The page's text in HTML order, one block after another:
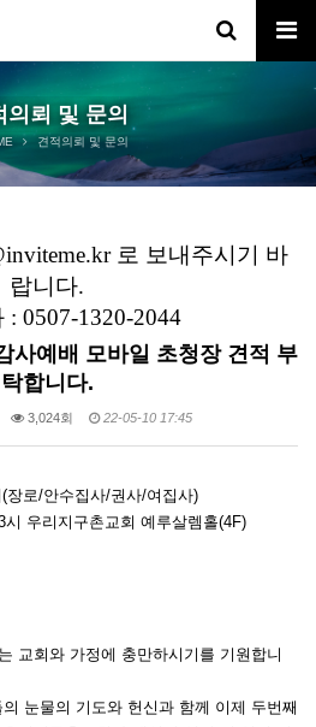
의뢰 및 문의
견적의뢰 및 문의
로 보내주시기 바
랍니다.
: 0507-1320-2044
사예배 모바일 초청장 견적 부
탁합니다.
3,024회 22-05-10 17:45
로/안수집사/권사/여집사)
우리지구촌교회 예루살렘홀(4F)
교회와 가정에 충만하시기를 기원합니
눈물의 기도와 헌신과 함께 이제 두번째